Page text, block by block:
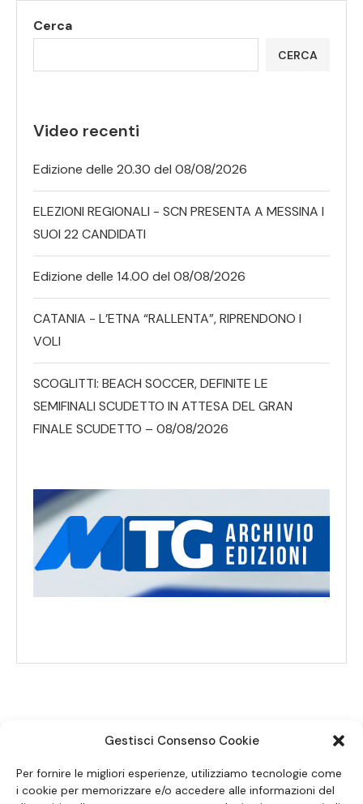
Gestisci Consenso Cookie
Per fornire le migliori esperienze, utilizziamo tecnologie come
i cookie per memorizzare e/o accedere alle informazioni del
Cerca
CERCA
Video recenti
Edizione delle 20.30 del 08/08/2026
ELEZIONI REGIONALI - SCN PRESENTA A MESSINA I
SUOI 22 CANDIDATI
Edizione delle 14.00 del 08/08/2026
CATANIA - L’ETNA “RALLENTA”, RIPRENDONO I
VOLI
SCOGLITTI: BEACH SOCCER, DEFINITE LE
SEMIFINALI SCUDETTO IN ATTESA DEL GRAN
FINALE SCUDETTO – 08/08/2026
SEGUICI SUI SOCIAL